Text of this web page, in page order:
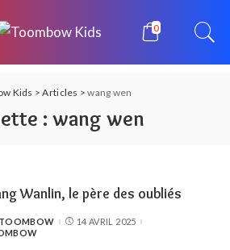
0
Kids >Articles >wang wen
: wang wen
Wanlin, le père des oubliés
TOOMBOW 14 AVRIL 2025